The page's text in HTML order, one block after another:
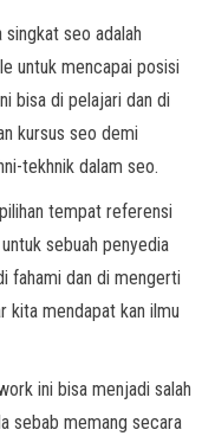
seo adalah
untuk mencapai posisi
bisa di pelajari dan di
kursus seo demi
tekhnik dalam seo.
tempat referensi
sebuah penyedia
fahami dan di mengerti
kita mendapat kan ilmu
ini bisa menjadi salah
sebab memang secara